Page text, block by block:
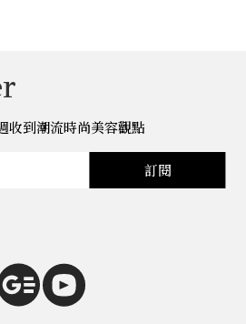
收到潮流時尚美容觀點
訂閱